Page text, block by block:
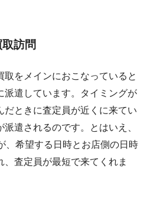
訪問
をメインにおこなっていると
派遣しています。タイミングが
だときに査定員が近くに来てい
遣されるのです。とはいえ、
、希望する日時とお店側の日時
査定員が最短で来てくれま